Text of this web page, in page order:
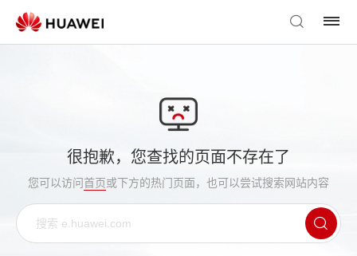
很抱歉，您查找的页面不存在了
您可以访问首页或下方的热门页面，也可以尝试搜索网站内容